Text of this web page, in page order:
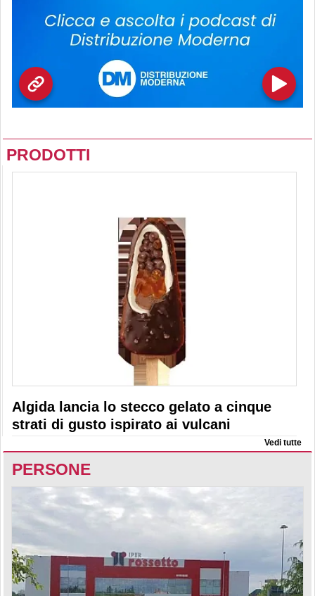
PRODOTTI
Algida lancia lo stecco gelato a cinque
strati di gusto ispirato ai vulcani
Vedi tutte
PERSONE